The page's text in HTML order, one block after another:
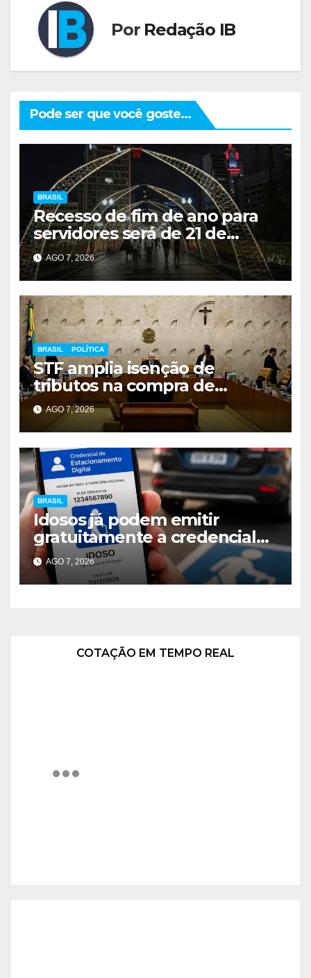
Por Redação IB
Pode ser que você goste...
BRASIL
Recesso de fim de ano para
servidores será de 21 de
dezembro a 1º de janeiro
AGO 7, 2026
BRASIL POLÍTICA
STF amplia isenção de
tributos na compra de
veículos para pessoas com
deficiência e TEA
AGO 7, 2026
BRASIL
Idosos já podem emitir
gratuitamente a credencial
digital para vagas especiais
em todo o Brasil
AGO 7, 2026
COTAÇÃO EM TEMPO REAL